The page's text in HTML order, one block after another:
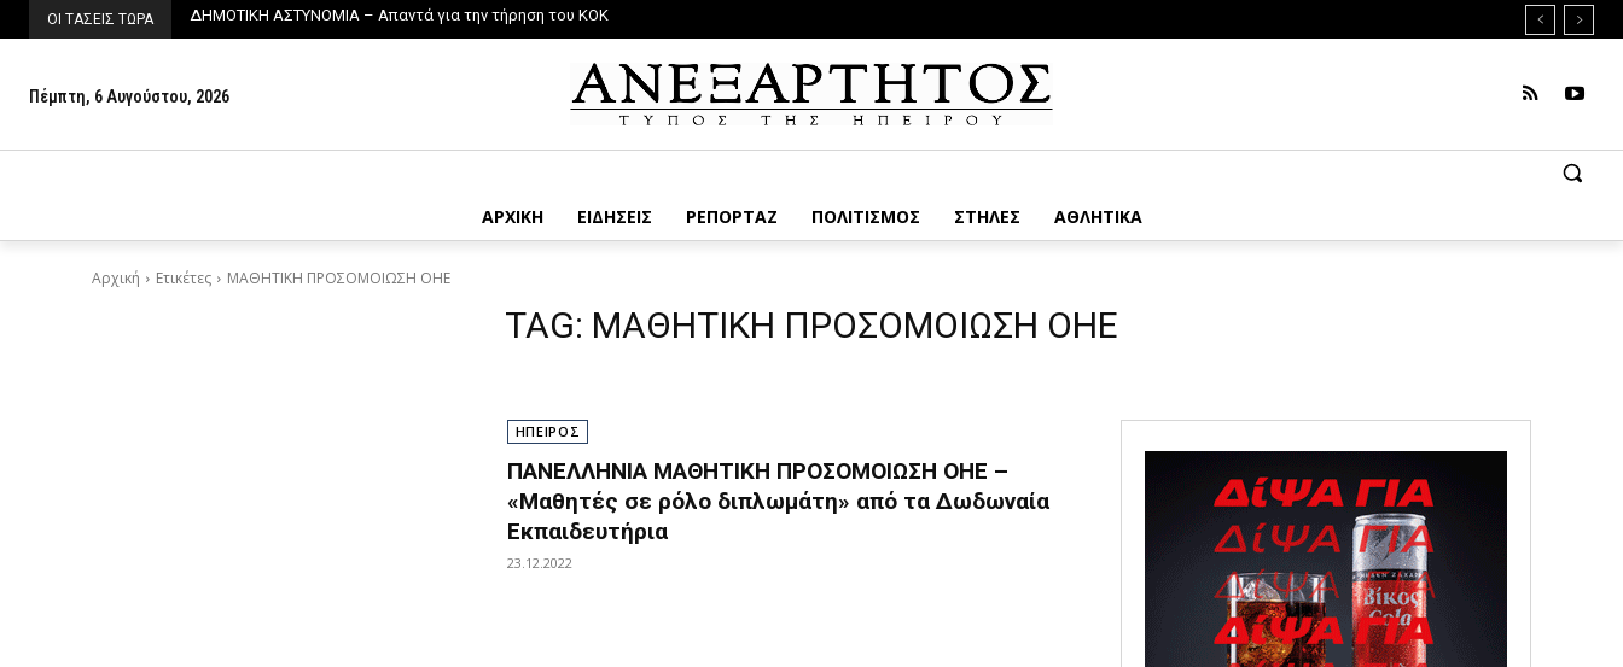
ΟΙ ΤΑΣΕΙΣ ΤΩΡΑ ΔΗΜΟΤΙΚΗ ΑΣΤΥΝΟΜΙΑ – Απαντά για την τήρηση του ΚΟΚ
8ο ΛΥΚΕΙΟ – Αποκατάσταση του χώρου στάθμευσης, πέντε μήνες μετά…
Πέμπτη, 6 Αυγούστου, 2026
ΑΡΧΙΚΗ ΕΙΔΗΣΕΙΣ ΡΕΠΟΡΤΑΖ ΠΟΛΙΤΙΣΜΟΣ ΣΤΗΛΕΣ ΑΘΛΗΤΙΚΑ
Αρχική Ετικέτες ΜΑΘΗΤΙΚΗ ΠΡΟΣΟΜΟΙΩΣΗ ΟΗΕ
TAG: ΜΑΘΗΤΙΚΗ ΠΡΟΣΟΜΟΙΩΣΗ ΟΗΕ
ΗΠΕΙΡΟΣ
ΠΑΝΕΛΛΗΝΙΑ ΜΑΘΗΤΙΚΗ ΠΡΟΣΟΜΟΙΩΣΗ ΟΗΕ –
«Μαθητές σε ρόλο διπλωμάτη» από τα Δωδωναία
Εκπαιδευτήρια
23.12.2022